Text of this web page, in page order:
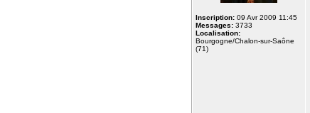
Inscription: 09 Avr 2009 11:45
Messages: 3733
Localisation:
Bourgogne/Chalon-sur-Saône
(71)